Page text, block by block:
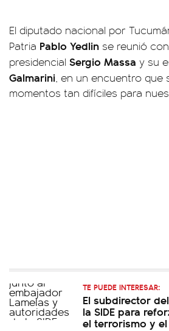
El diputado nacional por
Patria Pablo Yedlin se reunió
presidencial Sergio Massa y su
Galmarini, en un encuentro que
momentos tan difíciles para
TE PUEDE INTERESAR:
El subdirector
la SIDE para
el terrorismo y